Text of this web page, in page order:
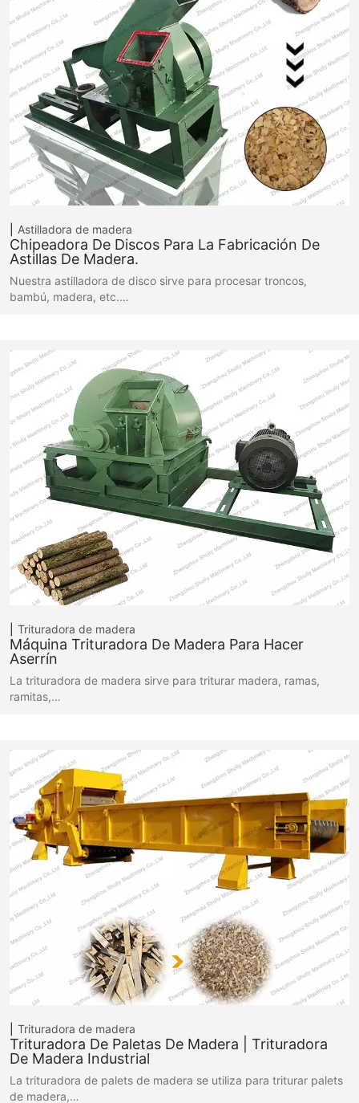
Astilladora de madera
Chipeadora De Discos Para La Fabricación De
Astillas De Madera.
Nuestra astilladora de disco sirve para procesar troncos,
bambú, madera, etc.…
Trituradora de madera
Máquina Trituradora De Madera Para Hacer
Aserrín
La trituradora de madera sirve para triturar madera, ramas,
ramitas,…
Trituradora de madera
Trituradora De Paletas De Madera | Trituradora
De Madera Industrial
La trituradora de palets de madera se utiliza para triturar palets
de madera,…